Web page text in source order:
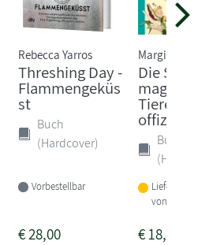
Rebecca Yarros
Threshing Day -
Flammengeküs
st
Buch
(Hardcover)
Vorbestellbar
€28,00
Margit Auer
Die
Tiere - Das
offizi...
Buch
Lieferbar
von 3-4
€18,00